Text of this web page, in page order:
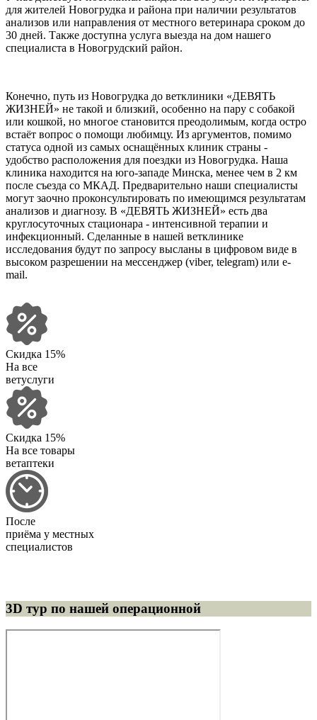
для жителей Новогрудка и района при наличии результатов
анализов или направления от местного ветеринара сроком до
30 дней. Также доступна услуга выезда на дом нашего
специалиста в Новогрудский район.
Конечно, путь из Новогрудка до ветклиники «ДЕВЯТЬ
ЖИЗНЕЙ» не такой и близкий, особенно на пару с собакой
или кошкой, но многое становится преодолимым, когда остро
встаёт вопрос о помощи любимцу. Из аргументов, помимо
статуса одной из самых оснащённых клиник страны -
удобство расположения для поездки из Новогрудка. Наша
клиника находится на юго-западе Минска, менее чем в 2 км
после съезда со МКАД. Предварительно наши специалисты
могут заочно проконсультировать по имеющимся результатам
анализов и диагнозу. В «ДЕВЯТЬ ЖИЗНЕЙ» есть два
круглосуточных стационара - интенсивной терапии и
инфекционный. Сделанные в нашей ветклинике
исследования будут по запросу высланы в цифровом виде в
высоком разрешении на мессенджер (viber, telegram) или e-
mail.
Скидка 15%
На все
ветуслуги
Скидка 15%
На все товары
ветаптеки
После
приёма у местных
специалистов
3D тур по нашей операционной